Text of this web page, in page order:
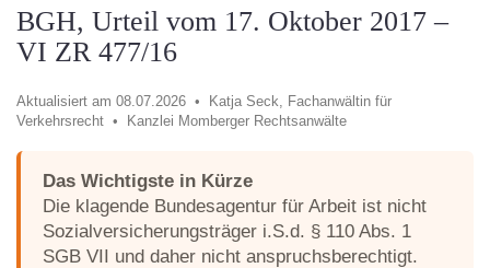
BGH, Urteil vom 17. Oktober 2017 –
VI ZR 477/16
Aktualisiert am 08.07.2026 •
Katja Seck, Fachanwältin für
Verkehrsrecht •
Kanzlei Momberger Rechtsanwälte
Das Wichtigste in Kürze
Die klagende Bundesagentur für Arbeit ist nicht
Sozialversicherungsträger i.S.d. § 110 Abs. 1
SGB VII und daher nicht anspruchsberechtigt.